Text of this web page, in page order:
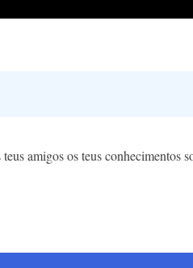
amigos os teus conhecimentos